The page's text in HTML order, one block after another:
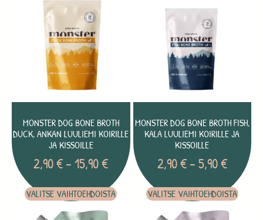
MONSTER DOG BONE BROTH
DUCK, ANKAN LUULIEMI KOIRILLE
JA KISSOILLE
2,90€– 15,90€
VALITSE VAIHTOEHDOISTA
MONSTER DOG BONE BROTH FISH,
KALA LUULIEMI KOIRILLE JA
KISSOILLE
2,90€ –5,90€
VALITSE VAIHTOEHDOISTA